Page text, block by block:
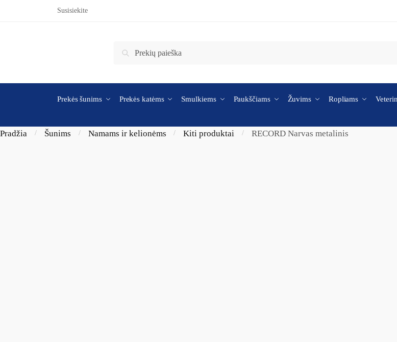
Skip to navigationSusisiekite
Ieškoti:
Ieškoti
Prekės šunims Prekės katėms Smulkiems Paukščiams Žuvims Ropliams
Pradžia / Šunims / Namams ir kelionėms / Kiti produktai / RECORD Narvas metalinis